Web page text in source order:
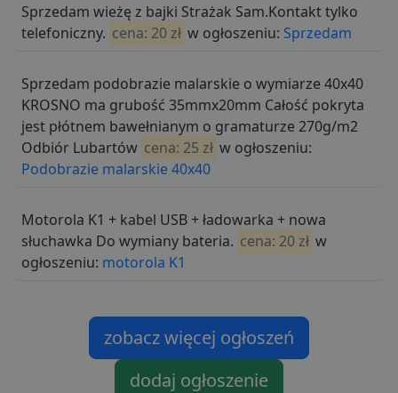
Sprzedam wieżę z bajki Strażak Sam.Kontakt tylko
telefoniczny. cena: 20 zł w ogłoszeniu: Sprzedam
Sprzedam podobrazie malarskie o wymiarze 40x40
KROSNO ma grubość 35mmx20mm Całość pokryta
jest płótnem bawełnianym o gramaturze 270g/m2
Odbiór Lubartów cena: 25 zł w ogłoszeniu:
Podobrazie malarskie 40x40
Motorola K1 + kabel USB + ładowarka + nowa
słuchawka Do wymiany bateria. cena: 20 zł w
ogłoszeniu: motorola K1
zobacz więcej ogłoszeń
dodaj ogłoszenie